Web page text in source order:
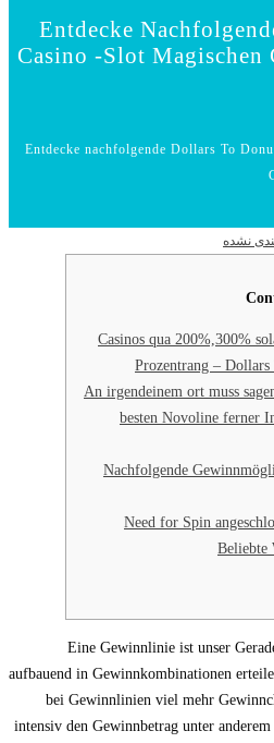
Entdecke
Casino -Slot Magischen
Entdecke nachfolgende Dollars To
نشده
Casinos qua 200%,300%
Prozentrang –
✨ An irgendeinem ort muss
besten Novoline ferner
Nachfolgende
Need for Spin
Beliebte
Eine Gewinnlinie ist unser
aufbauend in Gewinnkombinationen
bei Gewinnlinien viel mehr
intensiv den Gewinnbetrag unter